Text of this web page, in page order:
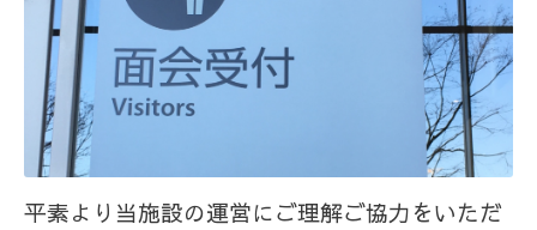
平素より当施設の運営にご理解ご協力をいただ